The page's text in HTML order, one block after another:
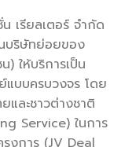
เรียลเตอร์ จำกัด
บริษัทย่อยของ
) ให้บริการเป็น
แบบครบวงจร โดย
และชาวต่างชาติ
Service) ในการ